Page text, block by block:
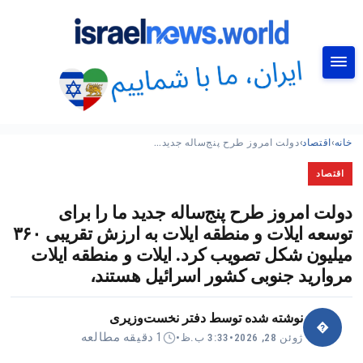
خانه› اقتصاد›دولت امروز طرح پنج‌ساله جدید…
اقتصاد
دولت امروز طرح پنج‌ساله جدید ما را برای
توسعه ایلات و منطقه ایلات به ارزش تقریبی ۳۶۰
میلیون شکل تصویب کرد. ایلات و منطقه ایلات
مروارید جنوبی کشور اسرائیل هستند،
�
نوشته شده توسط دفتر نخست‌وزیری
ژوئن 28, 2026 • 3:33 ب.ظ • 1 دقیقه مطالعه